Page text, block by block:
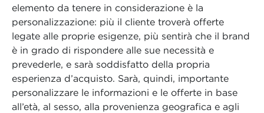
elemento da tenere in considerazione è la
personalizzazione: più il cliente troverà offerte
legate alle proprie esigenze, più sentirà che il brand
è in grado di rispondere alle sue necessità e
prevederle, e sarà soddisfatto della propria
esperienza d’acquisto. Sarà, quindi, importante
personalizzare le informazioni e le offerte in base
all’età, al sesso, alla provenienza geografica e agli